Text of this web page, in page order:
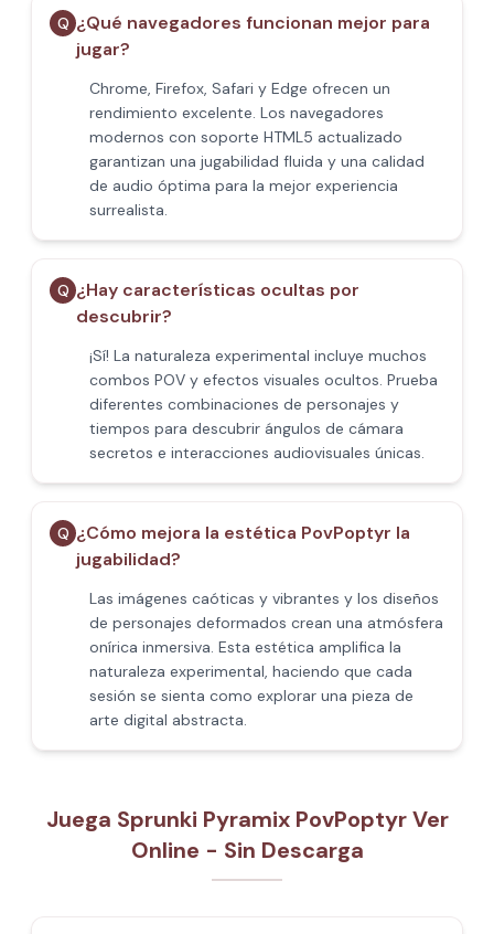
Q ¿Qué navegadores funcionan mejor para
jugar?
Chrome, Firefox, Safari y Edge ofrecen un
rendimiento excelente. Los navegadores
modernos con soporte HTML5 actualizado
garantizan una jugabilidad fluida y una calidad
de audio óptima para la mejor experiencia
surrealista.
Q ¿Hay características ocultas por
descubrir?
¡Sí! La naturaleza experimental incluye muchos
combos POV y efectos visuales ocultos. Prueba
diferentes combinaciones de personajes y
tiempos para descubrir ángulos de cámara
secretos e interacciones audiovisuales únicas.
Q ¿Cómo mejora la estética PovPoptyr la
jugabilidad?
Las imágenes caóticas y vibrantes y los diseños
de personajes deformados crean una atmósfera
onírica inmersiva. Esta estética amplifica la
naturaleza experimental, haciendo que cada
sesión se sienta como explorar una pieza de
arte digital abstracta.
Juega Sprunki Pyramix PovPoptyr Ver
Online - Sin Descarga